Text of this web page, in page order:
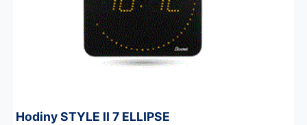
Hodiny STYLE II 7 ELLIPSE